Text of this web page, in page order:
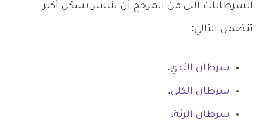
السرطانات التي من المرجح أن تنتشر بشكل أكبر
تتضمن التالي:
سرطان الثدي.
سرطان الكلى.
سرطان الرئة.